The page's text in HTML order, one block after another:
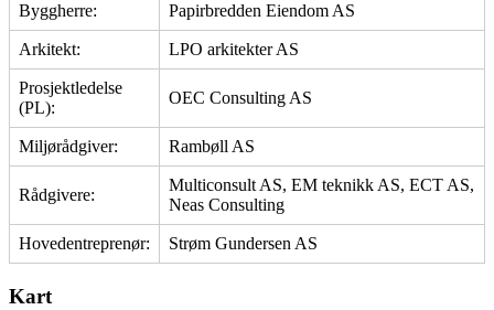
Byggherre: Papirbredden Eiendom AS
Arkitekt: LPO arkitekter AS
Prosjektledelse
(PL):
OEC Consulting AS
Miljørådgiver: Rambøll AS
Rådgivere:
Multiconsult AS, EM teknikk AS, ECT AS,
Neas Consulting
Hovedentreprenør: Strøm Gundersen AS
Kart